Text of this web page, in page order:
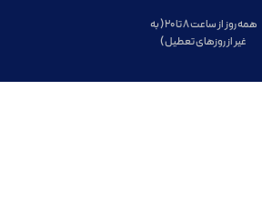
همه روز از ساعت 8 تا 20 ( به
غیر از روزهای تعطیل )